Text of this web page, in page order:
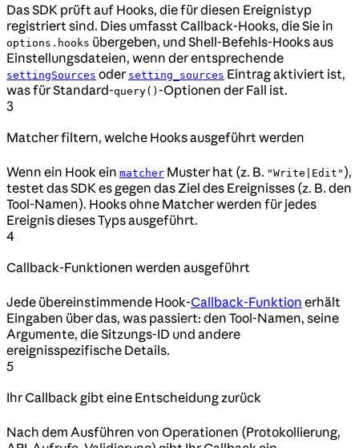
Das SDK prüft auf Hooks, die für diesen Ereignistyp
registriert sind. Dies umfasst Callback-Hooks, die Sie in
options.hooks übergeben, und Shell-Befehls-Hooks aus
Einstellungsdateien, wenn der entsprechende
settingSources oder setting_sources Eintrag aktiviert ist,
was für Standard-query() -Optionen der Fall ist.
3
Matcher filtern, welche Hooks ausgeführt werden
Wenn ein Hook ein matcher Muster hat (z. B. "Write|Edit" ),
testet das SDK es gegen das Ziel des Ereignisses (z. B. den
Tool-Namen). Hooks ohne Matcher werden für jedes
Ereignis dieses Typs ausgeführt.
4
Callback-Funktionen werden ausgeführt
Jede übereinstimmende Hook-Callback-Funktion erhält
Eingaben über das, was passiert: den Tool-Namen, seine
Argumente, die Sitzungs-ID und andere
ereignisspezifische Details.
5
Ihr Callback gibt eine Entscheidung zurück
Nach dem Ausführen von Operationen (Protokollierung,